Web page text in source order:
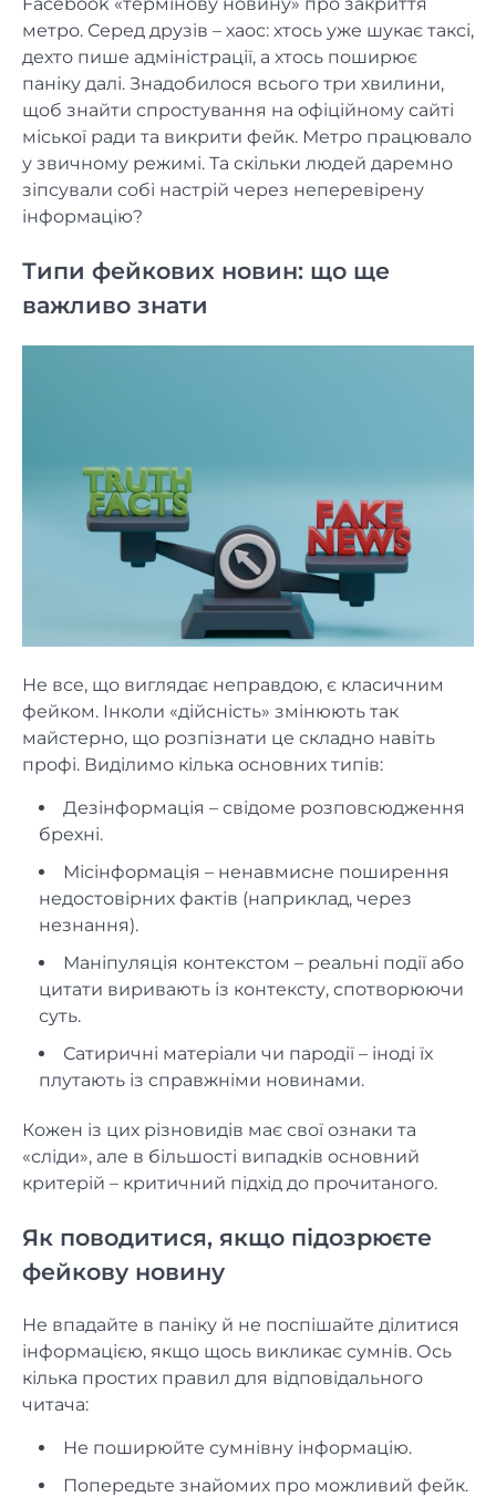
Facebook «термінову новину» про закриття
метро. Серед друзів – хаос: хтось уже шукає таксі,
дехто пише адміністрації, а хтось поширює
паніку далі. Знадобилося всього три хвилини,
щоб знайти спростування на офіційному сайті
міської ради та викрити фейк. Метро працювало
у звичному режимі. Та скільки людей даремно
зіпсували собі настрій через неперевірену
інформацію?
Типи фейкових новин: що ще
важливо знати
Не все, що виглядає неправдою, є класичним
фейком. Інколи «дійсність» змінюють так
майстерно, що розпізнати це складно навіть
профі. Виділимо кілька основних типів:
Дезінформація – свідоме розповсюдження
брехні.
Місінформація – ненавмисне поширення
недостовірних фактів (наприклад, через
незнання).
Маніпуляція контекстом – реальні події або
цитати виривають із контексту, спотворюючи
суть.
Сатиричні матеріали чи пародії – іноді їх
плутають із справжніми новинами.
Кожен із цих різновидів має свої ознаки та
«сліди», але в більшості випадків основний
критерій – критичний підхід до прочитаного.
Як поводитися, якщо підозрюєте
фейкову новину
Не впадайте в паніку й не поспішайте ділитися
інформацією, якщо щось викликає сумнів. Ось
кілька простих правил для відповідального
читача:
Не поширюйте сумнівну інформацію.
Попередьте знайомих про можливий фейк.